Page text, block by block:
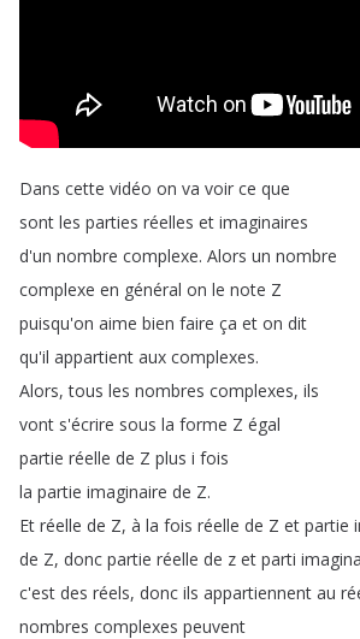
Dans cette vidéo on va voir ce que
sont les parties réelles et imaginaires
d'un nombre complexe. Alors un nombre
complexe en général on le note Z
puisqu'on aime bien faire ça et on dit
qu'il appartient aux complexes.
Alors,tous les nombres complexes, ils
vont s'écrire sous la forme Z égal
partie réelle de Z plus i fois
la partie imaginaire de Z.
Et réelle de Z, à la fois réelle de Z et partie
de Z, donc partie réelle de z et parti
c'est des réels, donc ils appartiennent au
nombres complexes peuvent